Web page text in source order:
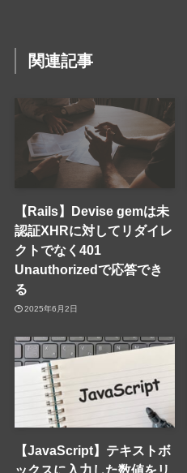
関連記事
【Rails】Devise gemは未
認証XHRに対してリダイレ
クトでなく401
Unauthorizedで応答でき
る
2025年6月2日
【JavaScript】テキストボ
ックスに入力した数値をリ